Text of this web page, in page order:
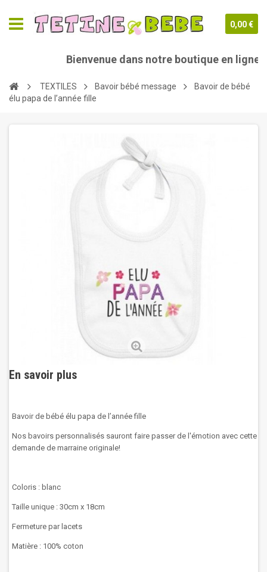
0,00 €
Bienvenue dans notre boutique en ligne
TEXTILES Bavoir bébé message
Bavoir de bébé
élu papa de l’année fille
En savoir plus
Bavoir de bébé élu papa de l’année fille
Nos bavoirs personnalisés sauront faire passer de l'émotion avec cette
demande de marraine originale!
Coloris : blanc
Taille unique : 30cm x 18cm
Fermeture par lacets
Matière : 100% coton